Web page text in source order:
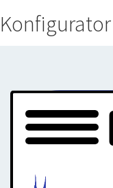
Konfigurator